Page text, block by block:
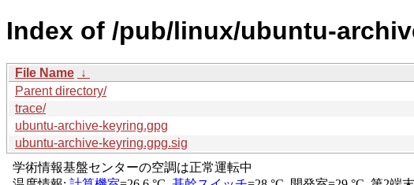
Index of /pub/linux/ubuntu-
File Name ↓
Parent directory/
trace/
ubuntu-archive-keyring.gpg
ubuntu-archive-keyring.gpg.sig